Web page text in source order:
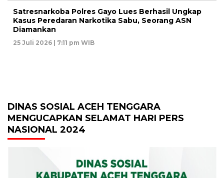
Satresnarkoba Polres Gayo Lues Berhasil Ungkap
Kasus Peredaran Narkotika Sabu, Seorang ASN
Diamankan
25 Juli 2026 | 7:11 pm WIB
DINAS SOSIAL ACEH TENGGARA
MENGUCAPKAN SELAMAT HARI PERS
NASIONAL 2024